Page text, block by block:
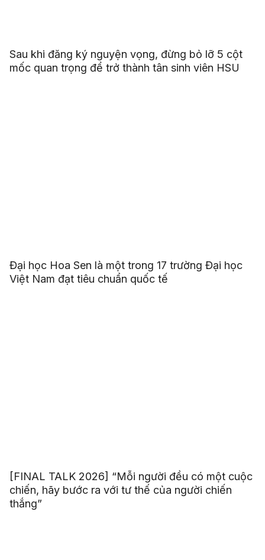
Sau khi đăng ký nguyện vọng, đừng bỏ lỡ 5 cột
mốc quan trọng để trở thành tân sinh viên HSU
Đại học Hoa Sen là một trong 17 trường Đại học
Việt Nam đạt tiêu chuẩn quốc tế
[FINAL TALK 2026] “Mỗi người đều có một cuộc
chiến, hãy bước ra với tư thế của người chiến
thắng”